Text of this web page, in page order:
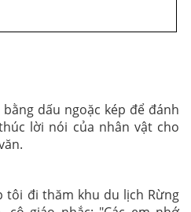
dấu ngoặc kép để đánh
lời nói của nhân vật cho
tôi đi thăm khu du lịch Rừng